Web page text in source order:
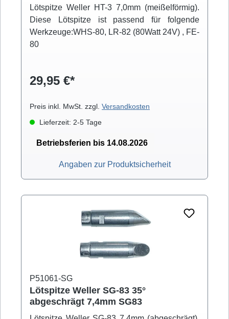
Lötspitze Weller HT-3 7,0mm (meißelförmig).
Diese Lötspitze ist passend für folgende
Werkzeuge:WHS-80, LR-82 (80Watt 24V) , FE-
80
29,95 €*
Preis inkl. MwSt. zzgl. Versandkosten
Lieferzeit: 2-5 Tage
Betriebsferien bis 14.08.2026
Angaben zur Produktsicherheit
P51061-SG
Lötspitze Weller SG-83 35°
abgeschrägt 7,4mm SG83